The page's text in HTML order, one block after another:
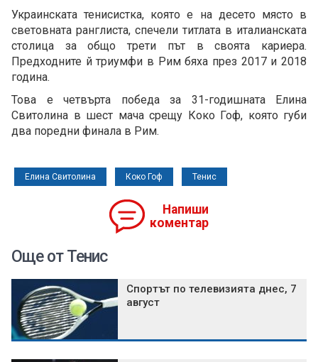
Украинската тенисистка, която е на десето място в
световната ранглиста, спечели титлата в италианската
столица за общо трети път в своята кариера.
Предходните й триумфи в Рим бяха през 2017 и 2018
година.
Това е четвърта победа за 31-годишната Елина
Свитолина в шест мача срещу Коко Гоф, която губи
два поредни финала в Рим.
Елина Свитолина Коко Гоф Тенис
Напиши
коментар
Още от Тенис
Спортът по телевизията днес, 7
август